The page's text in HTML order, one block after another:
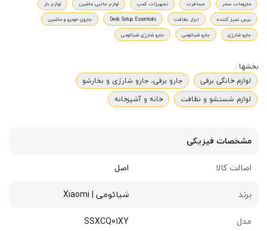
ملزومات سفر
مسافرت تجهیزات کمپ لوازم جانبی ماشین
لوازم بار
برس تمیز کننده
ابزار نظافت Desk Setup Essentials
جاروی خودرو و ماشین
جارو شارژی
جارو شیائومی جارو شارژی شیائومی
بخشها :
لوازم خانگی برقی
جارو برقی، جارو شارژی و بخارشو
لوازم شستشو و نظافت
خانه و آشپزخانه
مشخصات فیزیکی
اصالت کالا
اصل
برند
شیائومی | Xiaomi
مدل
SSXCQ01XY